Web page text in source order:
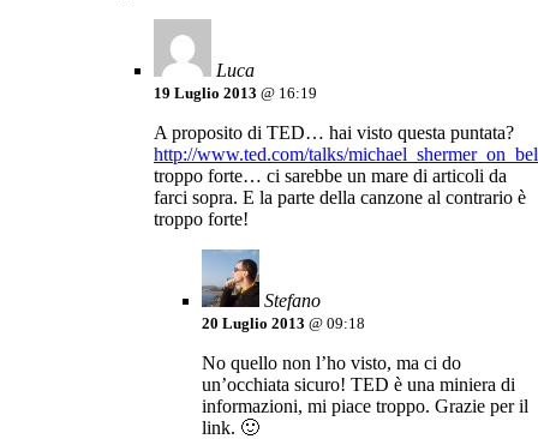
Luca
19 Luglio 2013 @ 16:19
A proposito di TED… hai visto questa puntata?
http://www.ted.com/talks/
troppo forte… ci sarebbe un mare di articoli da
farci sopra. E la parte della canzone al contrario è
troppo forte!
Stefano
20 Luglio 2013 @ 09:18
No quello non l’ho visto, ma ci do
un’occhiata sicuro! TED è una miniera di
informazioni, mi piace troppo. Grazie per il
link. 🙂